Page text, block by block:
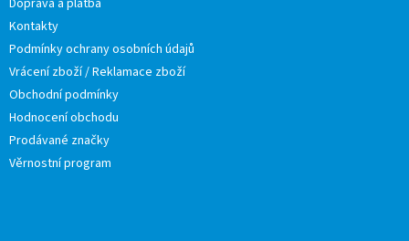
Kontakty
Podmínky ochrany osobních údajů
Vrácení zboží / Reklamace zboží
Obchodní podmínky
Hodnocení obchodu
Prodávané značky
Věrnostní program